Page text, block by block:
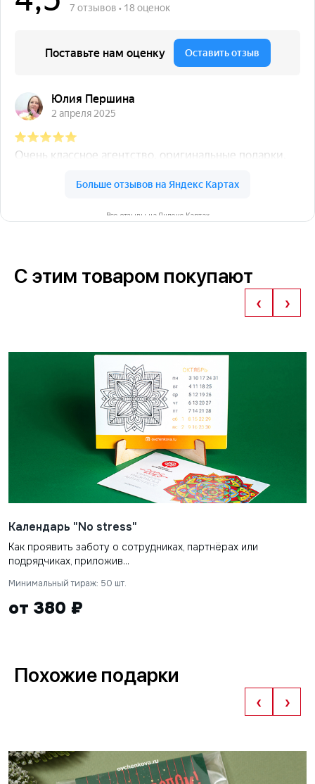
Все отзывы на Яндекс Картах
С этим товаром покупают
‹ ›
Календарь "No stress"
Как проявить заботу о сотрудниках, партнёрах или
подрядчиках, приложив...
Минимальный тираж: 50 шт.
от 380 ₽
Похожие подарки
‹ ›